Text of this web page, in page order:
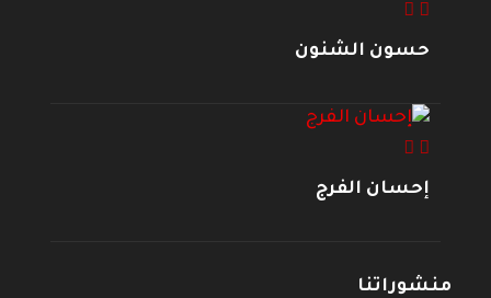
حسون الشنون
إحسان الفرج
منشوراتنا